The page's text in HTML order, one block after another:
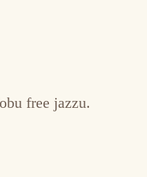
free jazzu.